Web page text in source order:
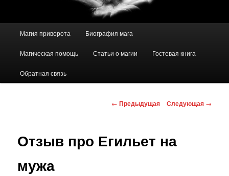
Магия приворота Биография мага
Магическая помощь Статьи о магии Гостевая книга
Обратная связь
Навигация
← Предыдущая Следующая →
Отзыв про Егильет на
мужа